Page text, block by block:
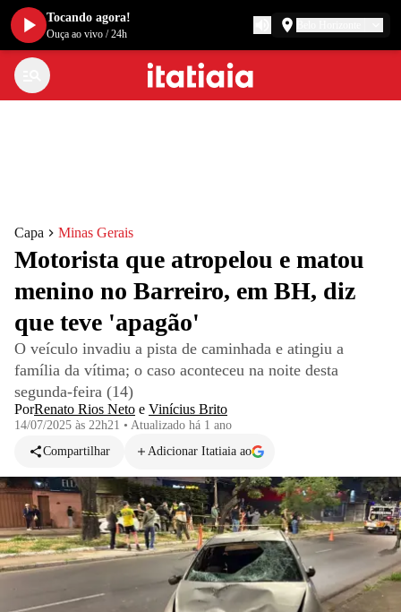
Capa Minas Gerais
Motorista que atropelou e matou
menino no Barreiro, em BH, diz
que teve 'apagão'
O veículo invadiu a pista de caminhada e atingiu a
família da vítima; o caso aconteceu na noite desta
segunda-feira (14)
PorRenato Rios Neto e Vinícius Brito
14/07/2025 às 22h21 • Atualizado há 1 ano
Compartilhar
Adicionar Itatiaia ao
Tocando agora!
Ouça ao vivo /24h